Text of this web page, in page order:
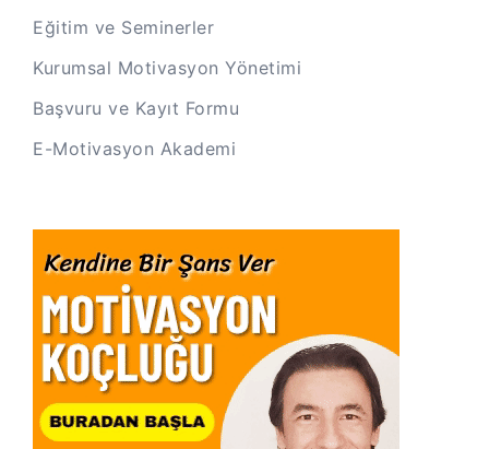
Eğitim ve Seminerler
Kurumsal Motivasyon Yönetimi
Başvuru ve Kayıt Formu
E-Motivasyon Akademi